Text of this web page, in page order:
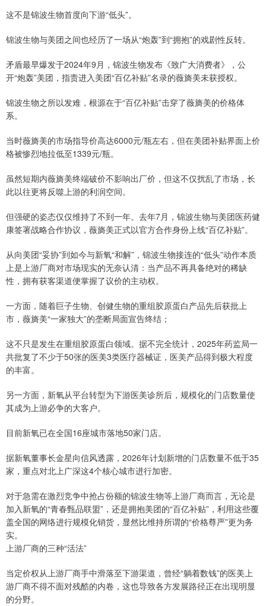
这不是锦波生物首度向下游“低头”。
锦波生物与美团之间也经历了一场从“炮轰”到“拥抱”的戏剧性反转。
矛盾最早爆发于2024年9月，锦波生物发布《致广大消费者》，公
开“炮轰”美团，指责进入美团“百亿补贴”名录的薇旖美未获授权。
锦波生物之所以发难，根源在于“百亿补贴”击穿了薇旖美的价格体
系。
当时薇旖美的市场指导价高达6000元/瓶左右，但在美团补贴界面上价
格被惨烈地拉低至1339元/瓶。
虽然短期内薇旖美终端破价不影响出厂价，但这不仅扰乱了市场，长
此以往更将反噬上游的利润空间。
但强硬的姿态仅仅维持了不到一年。去年7月，锦波生物与美团医药健
康签署战略合作协议，薇旖美正式以官方合作身份上线“百亿补贴”。
从向美团“妥协”到如今与新氧“和解”，锦波生物接连的“低头”动作本质
上是上游厂商对市场现实的无奈认清：当产品不再具备绝对的稀缺
性，拥有获客渠道便掌握了议价的主动权。
一方面，随着巨子生物、创健生物的重组胶原蛋白产品先后获批上
市，薇旖美“一家独大”的垄断局面宣告终结；
这不只是发生在重组胶原蛋白领域。据不完全统计，2025年药监局一
共批复了不少于50张的医美3类医疗器械证，医美产品得到极大程度
的丰富。
另一方面，新氧从平台转型为下游医美诊所后，规模化的门店数量使
其成为上游必争的大客户。
目前新氧已在全国16座城市落地50家门店。
据新氧董事长金星向信风透露，2026年计划新增的门店数量不低于35
家，重点对北上广深这4个核心城市进行加密。
对于急需在激烈竞争中抢占份额的锦波生物等上游厂商而言，无论是
加入新氧的“青春甄品联盟”，还是拥抱美团的“百亿补贴”，利用这些覆
盖全国的网络进行规模化销货，显然比维持所谓的“价格尊严”更为务
实。
上游厂商的三种“活法”
当定价权从上游厂商手中滑落至下游渠道，曾经“躺着数钱”的医美上
游厂商不得不面对残酷的内卷，这也导致各方发展路径正在出现明显
的分野。